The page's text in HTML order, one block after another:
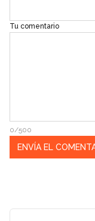
Tu comentario
0/500